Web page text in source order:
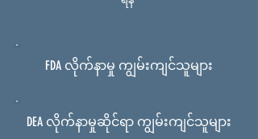
FDA လိုက်နာမှု ကျွမ်းကျင်သူများ
DEA လိုက်နာမှုဆိုင်ရာ ကျွမ်းကျင်သူများ